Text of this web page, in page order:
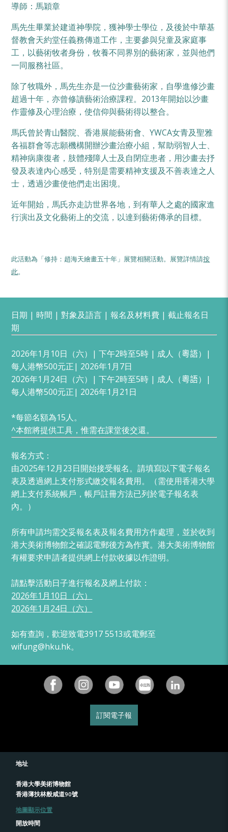
導師：馬穎章
馬先生畢業於建道神學院，獲神學士學位，及後於中華基
督教會天約堂任義務傳道工作，主要參與兒童及家庭事
工，以藝術牧者身份，牧養不同界別的藝術家，並與他們
一同服務社區。
除了牧職外，馬先生亦是一位沙畫藝術家，自學進修沙畫
超過十年，亦曾修讀藝術治療課程。2013年開始以沙畫
作靈修及心理治療，使信仰與藝術得以整合。
馬氏曾於青山醫院、香港展能藝術會、YWCA女青及聖雅
各福群會等志願機構開辦沙畫治療小組，幫助弱智人士、
精神病康復者，肢體殘障人士及自閉症患者，用沙畫去抒
發及表達內心感受，特別是需要精神支援及不善表達之人
士，透過沙畫使他們走出困境。
近年開始，馬氏亦走訪世界各地，到有華人之處的國家進
行演出及文化藝術上的交流，以達到藝術傳承的目標。
此活動為「修持：趙海天繪畫五十年」展覽相關活動。展覽詳情請按
此。
日期 | 時間 | 對象及語言 | 報名及材料費 | 截止報名日
期
2026年1月10日（六）| 下午2時至5時 | 成人（粵語）|
每人港幣500元正| 2026年1月7日
2026年1月24日（六）| 下午2時至5時 | 成人（粵語）|
每人港幣500元正| 2026年1月21日
*每節名額為15人。
^本館將提供工具，惟需在課堂後交還。
報名方式：
由2025年12月23日開始接受報名。請填寫以下電子報名
表及透過網上支付形式繳交報名費用。（需使用香港大學
網上支付系統帳戶，帳戶註冊方法已列於電子報名表
內。）
所有申請均需交妥報名表及報名費用方作處理，並於收到
港大美術博物館之確認電郵後方為作實。港大美術博物館
有權要求申請者提供網上付款收據以作證明。
請點擊活動日子進行報名及網上付款：
2026年1月10日（六）
2026年1月24日（六）
如有查詢，歡迎致電3917 5513或電郵至
wifung@hku.hk。
訂閱電子報
地址
香港大學美術博物館
香港薄扶林般咸道90號
地圖顯示位置
開放時間